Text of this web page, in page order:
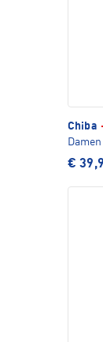
Chiba ·
Damen
€